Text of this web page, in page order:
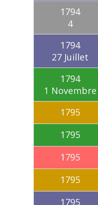
1794
4
1794
27 Juillet
1794
1 Novembre
1795
1795
1795
1795
1795